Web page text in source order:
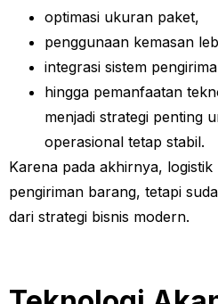
optimasi ukuran paket,
penggunaan kemasan
integrasi sistem
hingga pemanfaatan
menjadi strategi penting
operasional tetap stabil.
Karena pada akhirnya,
pengiriman barang, tetapi
dari strategi bisnis modern.